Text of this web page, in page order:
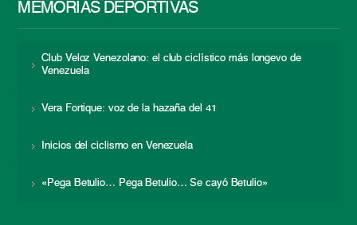
MEMORIAS DEPORTIVAS
Club Veloz Venezolano: el club ciclístico más longevo de
Venezuela
Vera Fortique: voz de la hazaña del 41
Inicios del ciclismo en Venezuela
«Pega Betulio… Pega Betulio… Se cayó Betulio»